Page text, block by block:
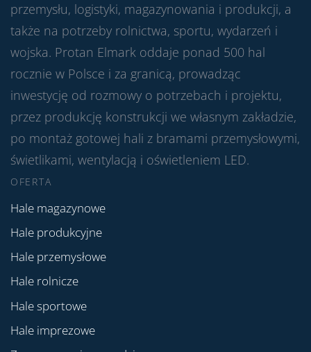
przemysłu, logistyki, magazynowania i produkcji, a
także na potrzeby rolnictwa, sportu, wydarzeń i
wojska. Protan Elmark oddaje ponad 500 hal
rocznie w Polsce i za granicą, prowadząc
inwestycję od rozmowy o potrzebach i projektu,
przez produkcję konstrukcji we własnym zakładzie,
po montaż gotowej hali z bramami przemysłowymi,
świetlikami, wentylacją i oświetleniem LED.
OFERTA
Hale magazynowe
Hale produkcyjne
Hale przemysłowe
Hale rolnicze
Hale sportowe
Hale imprezowe